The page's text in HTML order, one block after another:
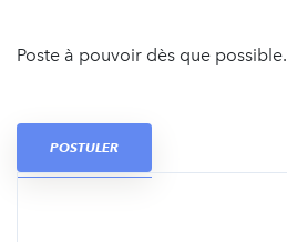
Poste à pouvoir dès que possible.
POSTULER